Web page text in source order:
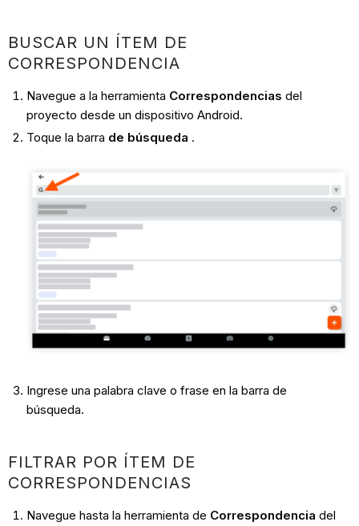
BUSCAR UN ÍTEM DE
CORRESPONDENCIA
Navegue a la herramienta Correspondencias del
proyecto desde un dispositivo Android.
Toque la barra de búsqueda .
Ingrese una palabra clave o frase en la barra de
búsqueda.
FILTRAR POR ÍTEM DE
CORRESPONDENCIAS
Navegue hasta la herramienta de Correspondencia del